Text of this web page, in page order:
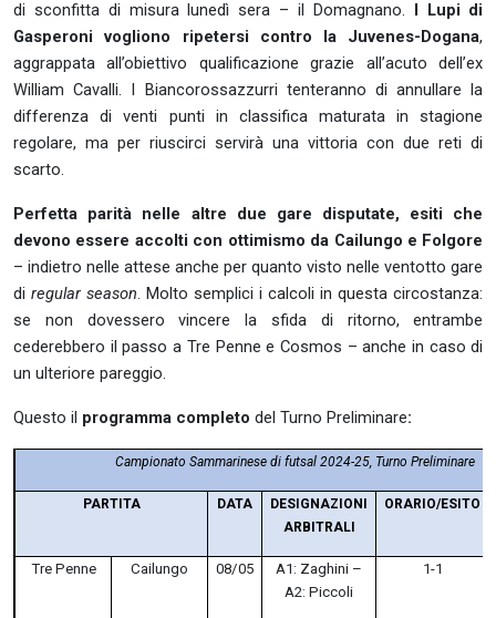
di sconfitta di misura lunedì sera – il Domagnano. I Lupi di
Gasperoni vogliono ripetersi contro la Juvenes-Dogana,
aggrappata all’obiettivo qualificazione grazie all’acuto dell’ex
William Cavalli. I Biancorossazzurri tenteranno di annullare la
differenza di venti punti in classifica maturata in stagione
regolare, ma per riuscirci servirà una vittoria con due reti di
scarto.
Perfetta parità nelle altre due gare disputate, esiti che
devono essere accolti con ottimismo da Cailungo e Folgore
– indietro nelle attese anche per quanto visto nelle ventotto gare
diregular season . Molto semplici i calcoli in questa circostanza:
se non dovessero vincere la sfida di ritorno, entrambe
cederebbero il passo a Tre Penne e Cosmos – anche in caso di
un ulteriore pareggio.
Questo il programma completo del Turno Preliminare:
Campionato Sammarinese di futsal 2024-25, Turno Preliminare
PARTITA DATA
DESIGNAZIONI
ARBITRALI
ORARIO/ESITO
Tre Penne Cailungo 08/05
A1: Zaghini –
A2: Piccoli
1-1